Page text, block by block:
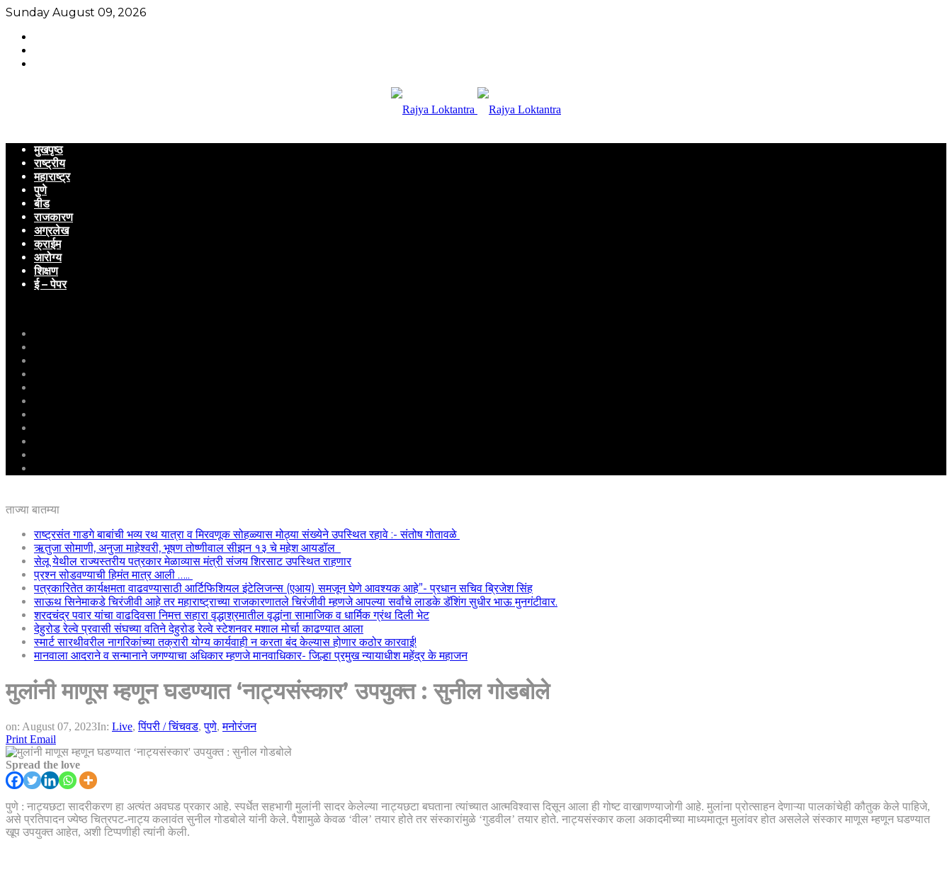
Sunday August 09, 2026
मुखपृष्ठ
राष्ट्रीय
महाराष्ट्र
पुणे
बीड
राजकारण
अग्रलेख
क्राईम
आरोग्य
शिक्षण
ई – पेपर
ताज्या बातम्या
राष्ट्रसंत गाडगे बाबांची भव्य रथ यात्रा व मिरवणूक सोहळ्यास मोठ्या संख्येने उपस्थित रहावे :- संतोष गोतावळे
ऋतुजा सोमाणी, अनुजा माहेश्वरी, भूषण तोष्णीवाल सीझन १३ चे महेश आयडॉल
सेलू येथील राज्यस्तरीय पत्रकार मेळाव्यास मंत्री संजय शिरसाट उपस्थित राहणार
प्रश्न सोडवण्याची हिमंत मात्र आली …..
पत्रकारितेत कार्यक्षमता वाढवण्यासाठी आर्टिफिशियल इंटेलिजन्स (एआय) समजून घेणे आवश्यक आहे”- प्रधान सचिव ब्रिजेश सिंह
साऊथ सिनेमाकडे चिरंजीवी आहे तर महाराष्ट्राच्या राजकारणातले चिरंजीवी म्हणजे आपल्या सर्वांचे लाडके डॅशिंग सुधीर भाऊ मुनगंटीवार.
शरदचंद्र पवार यांचा वाढदिवसा निमत्त सहारा वृद्धाश्रमातील वृद्धांना सामाजिक व धार्मिक ग्रंथ दिली भेट
देहुरोड रेल्वे प्रवासी संघच्या वतिने देहुरोड रेल्वे स्टेशनवर मशाल मोर्चा काढण्यात आला
स्मार्ट सारथीवरील नागरिकांच्या तक्रारी योग्य कार्यवाही न करता बंद केल्यास होणार कठोर कारवाई!
मानवाला आदराने व सन्मानाने जगण्याचा अधिकार म्हणजे मानवाधिकार- जिल्हा प्रमुख न्यायाधीश महेंद्र के महाजन
मुलांनी माणूस म्हणून घडण्यात ‌‘नाट्यसंस्कार’ उपयुक्त : सुनील गोडबोले
on: August 07, 2023In: Live,पिंपरी / चिंचवड,पुणे,मनोरंजन
Print Email
Spread the love
पुणे : नाट्यछटा सादरीकरण हा अत्यंत अवघड प्रकार आहे. स्पर्धेत सहभागी मुलांनी सादर केलेल्या नाट्यछटा बघताना त्यांच्यात आत्मविश्वास दिसून आला ही गोष्ट वाखाणण्याजोगी आहे. मुलांना प्रोत्साहन देणाऱ्या पालकांचेही कौतुक केले पाहिजे,
असे प्रतिपादन ज्येष्ठ चित्रपट-नाट्य कलावंत सुनील गोडबोले यांनी केले. पैशामुळे केवळ ‌‘वील’ तयार होते तर संस्कारांमुळे ‌‘गुडवील’ तयार होते. नाट्यसंस्कार कला अकादमीच्या माध्यमातून मुलांवर होत असलेले संस्कार माणूस म्हणून घडण्यात
खूप उपयुक्त आहेत, अशी टिप्पणीही त्यांनी केली.